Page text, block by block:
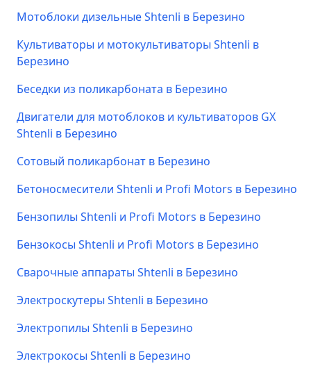
Мотоблоки дизельные Shtenli в Березино
Культиваторы и мотокультиваторы Shtenli в
Березино
Беседки из поликарбоната в Березино
Двигатели для мотоблоков и культиваторов GX
Shtenli в Березино
Сотовый поликарбонат в Березино
Бетоносмесители Shtenli и Profi Motors в Березино
Бензопилы Shtenli и Profi Motors в Березино
Бензокосы Shtenli и Profi Motors в Березино
Сварочные аппараты Shtenli в Березино
Электроскутеры Shtenli в Березино
Электропилы Shtenli в Березино
Электрокосы Shtenli в Березино